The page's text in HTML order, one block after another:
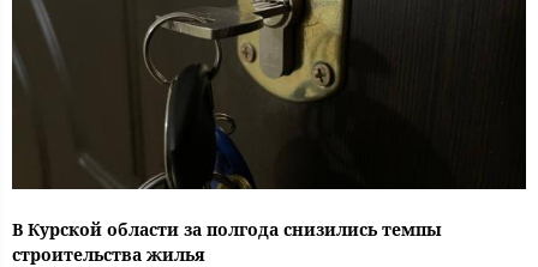
В Курской области за полгода снизились темпы
строительства жилья